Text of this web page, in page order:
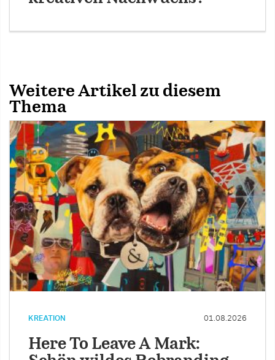
Weitere Artikel zu diesem
Thema
KREATION 01.08.2026
Here To Leave A Mark: